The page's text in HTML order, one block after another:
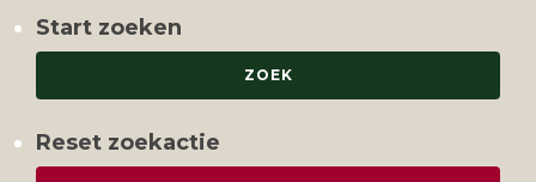
Start zoeken
Reset zoekactie